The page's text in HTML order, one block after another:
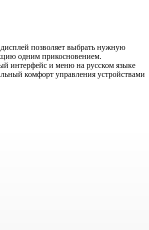
позволяет выбрать нужную
одним прикосновением.
интерфейс и меню на русском языке
комфорт управления устройствами